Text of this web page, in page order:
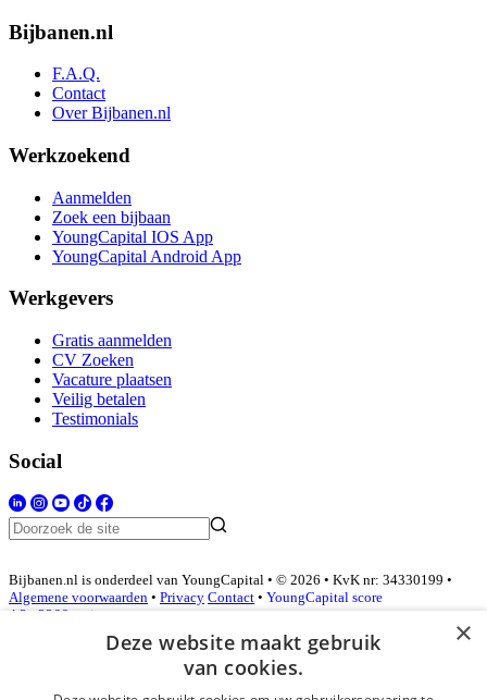
Bijbanen.nl
F.A.Q.
Contact
Over Bijbanen.nl
Werkzoekend
Aanmelden
Zoek een bijbaan
YoungCapital IOS App
YoungCapital Android App
Werkgevers
Gratis aanmelden
CV Zoeken
Vacature plaatsen
Veilig betalen
Testimonials
Social
Bijbanen.nl is onderdeel van YoungCapital • © 2026 • KvK nr: 34330199 •
Algemene voorwaarden • Privacy Contact • YoungCapital score
4.3 - 3366 reviews
Inloggen als bedrijf
×
Deze website maakt gebruik
van cookies.